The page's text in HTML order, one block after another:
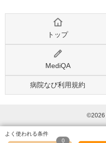
トップ
MediQA
病院なび利用規約
©2026
0